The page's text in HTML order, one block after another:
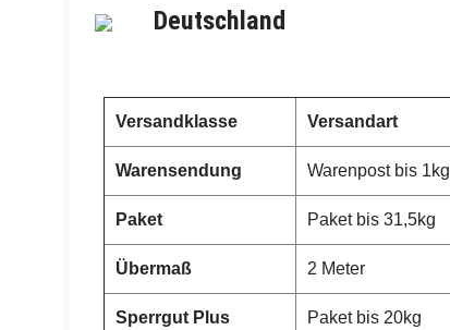
Deutschland
Versandklasse Versandart
Warensendung Warenpost bis 1kg
Paket Paket bis 31,5kg
Übermaß 2 Meter
Sperrgut Plus Paket bis 20kg